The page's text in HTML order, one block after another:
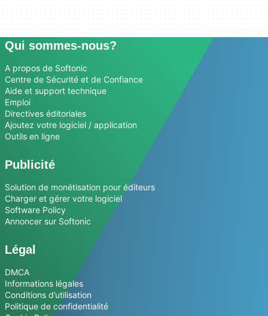
Qui sommes-nous?
A propos de Softonic
Centre de Sécurité et de Confiance
Aide et support technique
Emploi
Directives éditoriales
Ajoutez votre logiciel / application
Outils en ligne
Publicité
Solution de monétisation pour éditeurs
Charger et gérer votre logiciel
Software Policy
Annoncer sur Softonic
Légal
DMCA
Informations légales
Conditions d’utilisation
Politique de confidentialité